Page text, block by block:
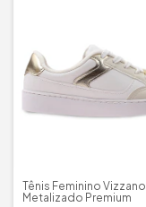
Tênis Feminino Vizzano
Metalizado Premium